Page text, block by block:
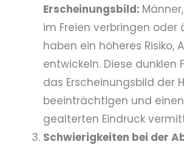
Erscheinungsbild:
im Freien verbringen oder
haben ein höheres Risiko,
entwickeln. Diese dunklen
das Erscheinungsbild der
beeinträchtigen und
gealterten Eindruck
Schwierigkeiten bei der